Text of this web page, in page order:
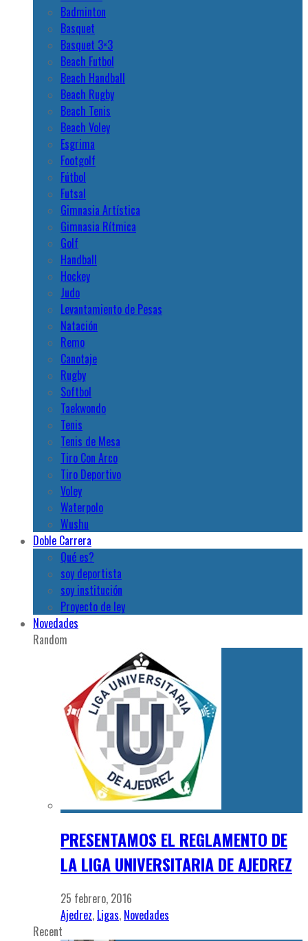
Badminton
Basquet
Basquet 3×3
Beach Futbol
Beach Handball
Beach Rugby
Beach Tenis
Beach Voley
Esgrima
Footgolf
Fútbol
Futsal
Gimnasia Artística
Gimnasia Rítmica
Golf
Handball
Hockey
Judo
Levantamiento de Pesas
Natación
Remo
Canotaje
Rugby
Softbol
Taekwondo
Tenis
Tenis de Mesa
Tiro Con Arco
Tiro Deportivo
Voley
Waterpolo
Wushu
Doble Carrera
Qué es?
soy deportista
soy institución
Proyecto de ley
Novedades
Random
PRESENTAMOS EL REGLAMENTO DE
LA LIGA UNIVERSITARIA DE AJEDREZ
25 febrero, 2016
Ajedrez, Ligas, Novedades
Recent